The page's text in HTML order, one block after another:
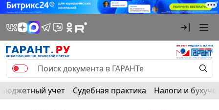
Бюджетный учет Судебная практика Налоги и